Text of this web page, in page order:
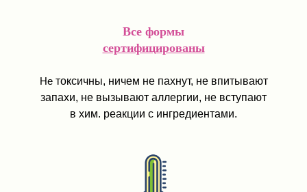
Все формы
сертифицированы
Не токсичны, ничем не пахнут, не впитывают
запахи, не вызывают аллергии, не вступают
в хим. реакции с ингредиентами.